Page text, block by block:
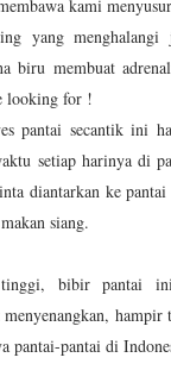
kami
yang menghalangi
biru membuat
looking for !
pantai secantik ini
setiap harinya di
diantarkan ke
siang.
bibir pantai
hampir
pantai-pantai di